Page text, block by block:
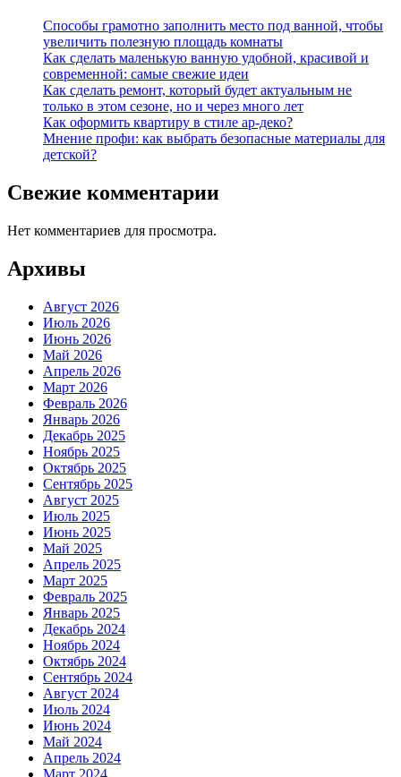
Способы грамотно заполнить место под ванной, чтобы
увеличить полезную площадь комнаты
Как сделать маленькую ванную удобной, красивой и
современной: самые свежие идеи
Как сделать ремонт, который будет актуальным не
только в этом сезоне, но и через много лет
Как оформить квартиру в стиле ар-деко?
Мнение профи: как выбрать безопасные материалы для
детской?
Свежие комментарии
Нет комментариев для просмотра.
Архивы
Август 2026
Июль 2026
Июнь 2026
Май 2026
Апрель 2026
Март 2026
Февраль 2026
Январь 2026
Декабрь 2025
Ноябрь 2025
Октябрь 2025
Сентябрь 2025
Август 2025
Июль 2025
Июнь 2025
Май 2025
Апрель 2025
Март 2025
Февраль 2025
Январь 2025
Декабрь 2024
Ноябрь 2024
Октябрь 2024
Сентябрь 2024
Август 2024
Июль 2024
Июнь 2024
Май 2024
Апрель 2024
Март 2024